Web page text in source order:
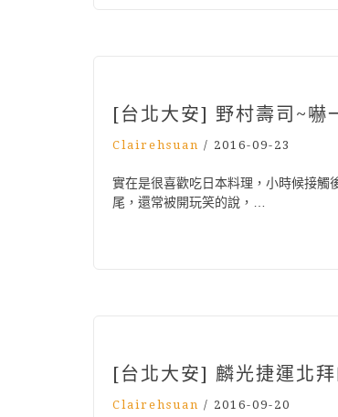
[台北大安] 野村壽司~嚇
Clairehsuan / 2016-09-23
實在是很喜歡吃日本料理，小時候接觸
尾，還常被開玩笑的說，…
[台北大安] 麟光捷運北
Clairehsuan / 2016-09-20